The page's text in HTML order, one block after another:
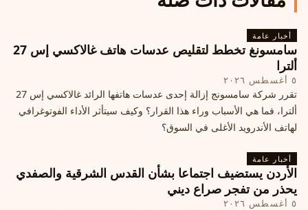
أخبار عامة
سامسونغ تخطط لتقليص عدسات هاتف غالاكسي إس 27
ألترا
٥ أغسطس ٢٠٢٦
تقرر شركة سامسونج إزالة إحدى عدسات هاتفها الرائد غالاكسي إس 27
ألترا، فما هي الأسباب وراء هذا القرار؟ وكيف سيتأثر الأداء الفوتوغرافي
لهاتف الأندرويد الأغلى في السوق؟
أخبار عامة
الأردن يستضيف اجتماعا بشأن القدس الشرقية والصفدي
يحذر من تفجر صراع ديني
٥ أغسطس ٢٠٢٦